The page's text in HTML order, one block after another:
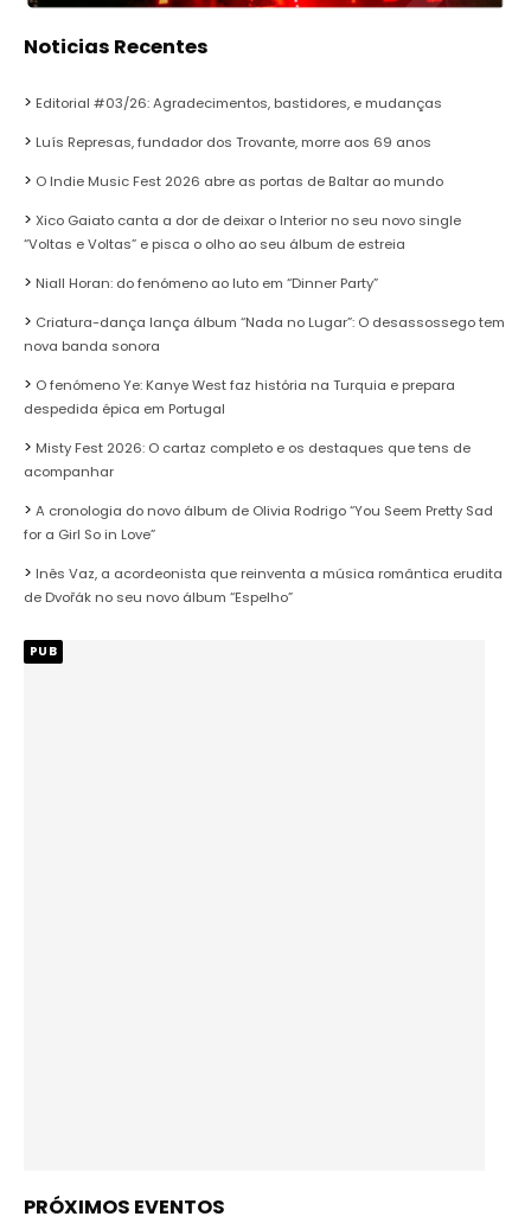
Noticias Recentes
Editorial #03/26: Agradecimentos, bastidores, e mudanças
Luís Represas, fundador dos Trovante, morre aos 69 anos
O Indie Music Fest 2026 abre as portas de Baltar ao mundo
Xico Gaiato canta a dor de deixar o Interior no seu novo single
“Voltas e Voltas” e pisca o olho ao seu álbum de estreia
Niall Horan: do fenómeno ao luto em “Dinner Party”
Criatura-dança lança álbum “Nada no Lugar”: O desassossego tem
nova banda sonora
O fenómeno Ye: Kanye West faz história na Turquia e prepara
despedida épica em Portugal
Misty Fest 2026: O cartaz completo e os destaques que tens de
acompanhar
A cronologia do novo álbum de Olivia Rodrigo “You Seem Pretty Sad
for a Girl So in Love”
Inês Vaz, a acordeonista que reinventa a música romântica erudita
de Dvořák no seu novo álbum “Espelho”
PUB
PRÓXIMOS EVENTOS